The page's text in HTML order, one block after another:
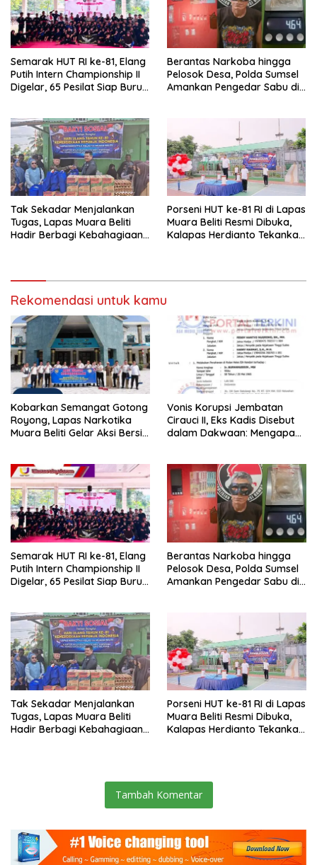
Semarak HUT RI ke-81, Elang
Putih Intern Championship II
Digelar, 65 Pesilat Siap Buru
Berantas Narkoba hingga
Pelosok Desa, Polda Sumsel
Amankan Pengedar Sabu di
Tak Sekadar Menjalankan
Tugas, Lapas Muara Beliti
Hadir Berbagi Kebahagiaan
Porseni HUT ke-81 RI di Lapas
Muara Beliti Resmi Dibuka,
Kalapas Herdianto Tekankan
Rekomendasi untuk kamu
Kobarkan Semangat Gotong
Royong, Lapas Narkotika
Muara Beliti Gelar Aksi Bersih
Vonis Korupsi Jembatan
Cirauci II, Eks Kadis Disebut
dalam Dakwaan: Mengapa
Semarak HUT RI ke-81, Elang
Putih Intern Championship II
Digelar, 65 Pesilat Siap Buru
Berantas Narkoba hingga
Pelosok Desa, Polda Sumsel
Amankan Pengedar Sabu di
Tak Sekadar Menjalankan
Tugas, Lapas Muara Beliti
Hadir Berbagi Kebahagiaan
Porseni HUT ke-81 RI di Lapas
Muara Beliti Resmi Dibuka,
Kalapas Herdianto Tekankan
Tambah Komentar